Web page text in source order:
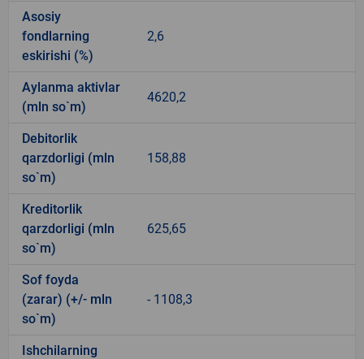
Asosiy
fondlarning
eskirishi (%)
2,6
Aylanma aktivlar
(mln so`m)
4620,2
Debitorlik
qarzdorligi (mln
so`m)
158,88
Kreditorlik
qarzdorligi (mln
so`m)
625,65
Sof foyda
(zarar) (+/- mln
so`m)
- 1108,3
Ishchilarning